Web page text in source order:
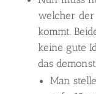
welcher
kommt.
keine gute
das
Man